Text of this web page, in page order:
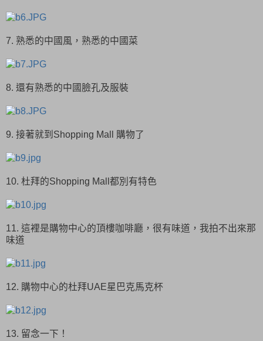
7. 熟悉的中國風，熟悉的中國菜
8. 還有熟悉的中國臉孔及服裝
9. 接著就到Shopping Mall 購物了
10. 杜拜的Shopping Mall都別有特色
11. 這裡是購物中心的頂樓咖啡廳，很有味道，我拍不出來那
味道
12. 購物中心的杜拜UAE星巴克馬克杯
13. 留念一下！